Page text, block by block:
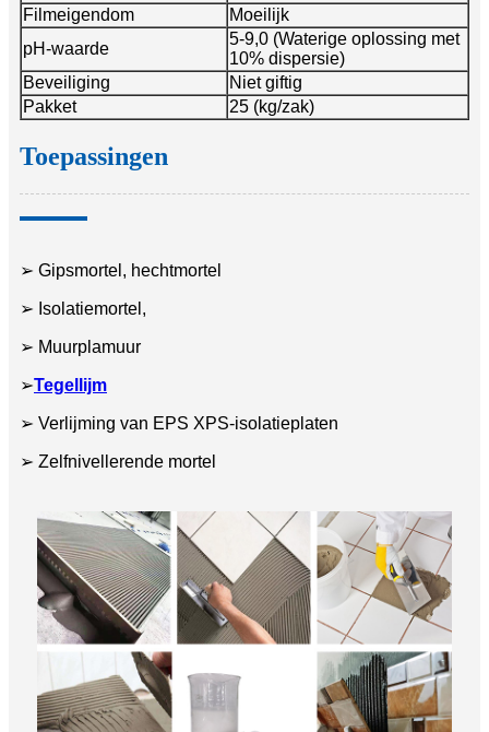
Filmeigendom
Moeilijk
pH-waarde
5-9,0 (Waterige oplossing met
10% dispersie)
Beveiliging
Niet giftig
Pakket
25 (kg/zak)
Toepassingen
➢ Gipsmortel, hechtmortel
➢ Isolatiemortel,
➢ Muurplamuur
➢Tegellijm
➢ Verlijming van EPS XPS-isolatieplaten
➢ Zelfnivellerende mortel